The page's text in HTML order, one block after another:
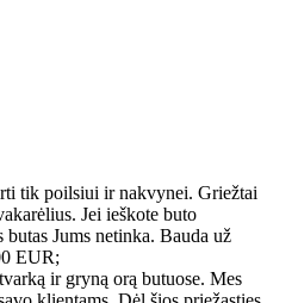
tik poilsiui ir nakvynei. Griežtai
Jei ieškote buto
Jums netinka. Bauda už
EUR;
ir gryną orą butuose. Mes